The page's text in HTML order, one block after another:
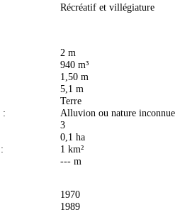
Récréatif et villégiature
2 m
940 m³
1,50 m
5,1 m
Terre
:
Alluvion ou nature inconnue
3
0,1 ha
:
1 km²
--- m
1970
1989